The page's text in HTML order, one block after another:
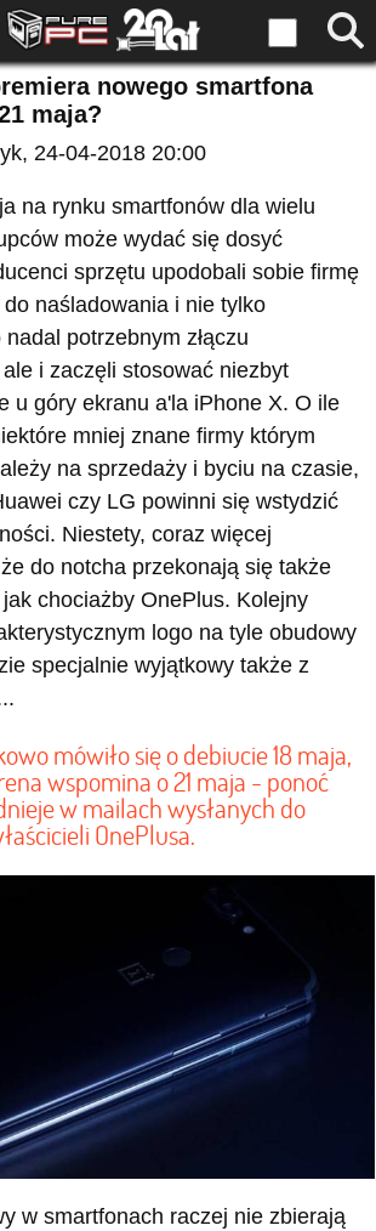
nowego smartfona
maja?
, 24-04-2018 20:00
na rynku smartfonów dla wielu
może wydać się dosyć
sprzętu upodobali sobie firmę
naśladowania i nie tylko
potrzebnym złączu
ale i zaczęli stosować niezbyt
u góry ekranu a'la iPhone X. O ile
mniej znane firmy którym
na sprzedaży i byciu na czasie,
czy LG powinni się wstydzić
Niestety, coraz więcej
do notcha przekonają się także
chociażby OnePlus. Kolejny
logo na tyle obudowy
specjalnie wyjątkowy także z
mówiło się o debiucie 18 maja,
wspomina o 21 maja - ponoć
w mailach wysłanych do
OnePlusa.
w smartfonach raczej nie zbierają